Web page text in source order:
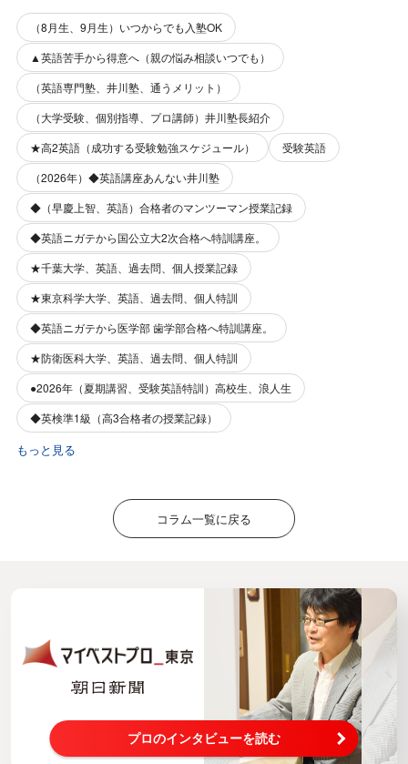
（8月生、9月生）いつからでも入塾OK
▲英語苦手から得意へ（親の悩み相談いつでも）
（英語専門塾、井川塾、通うメリット）
（大学受験、個別指導、プロ講師）井川塾長紹介
★高2英語（成功する受験勉強スケジュール）
受験英語
（2026年）◆英語講座あんない井川塾
◆（早慶上智、英語）合格者のマンツーマン授業記録
◆英語ニガテから国公立大2次合格へ特訓講座。
★千葉大学、英語、過去問、個人授業記録
★東京科学大学、英語、過去問、個人特訓
◆英語ニガテから医学部 歯学部合格へ特訓講座。
★防衛医科大学、英語、過去問、個人特訓
●2026年（夏期講習、受験英語特訓）高校生、浪人生
◆英検準1級（高3合格者の授業記録）
もっと見る
コラム一覧に戻る
プロのインタビューを読む